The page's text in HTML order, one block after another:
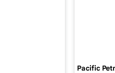
Pacific